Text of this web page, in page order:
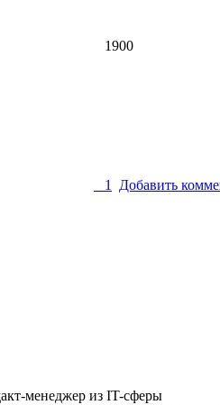
1900
1 Добавить
менеджер из IT-сферы